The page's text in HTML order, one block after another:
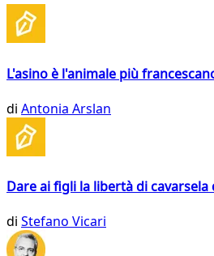
L'asino è l'animale più
di Antonia Arslan
Dare ai figli la libertà di cavarsela
di Stefano Vicari